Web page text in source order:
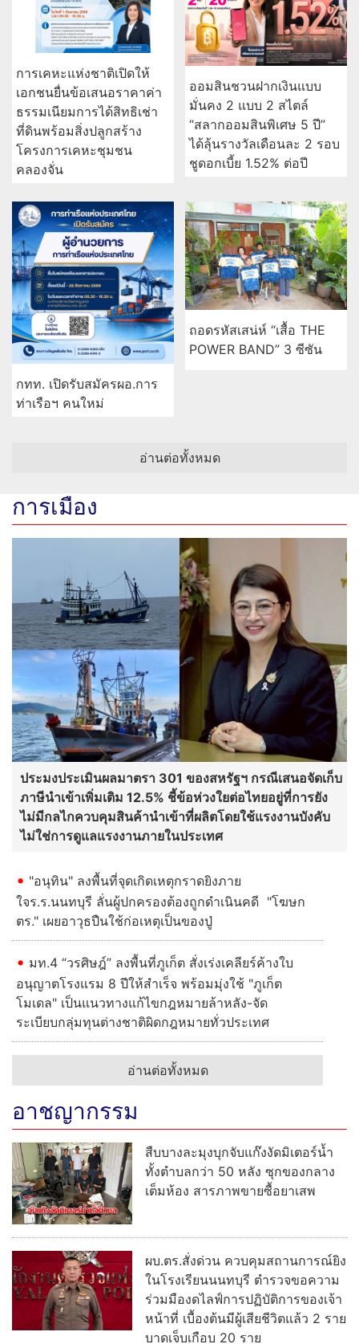
การเคหะแห่งชาติเปิดให้
เอกชนยื่นข้อเสนอราคาค่า
ธรรมเนียมการได้สิทธิเช่า
ที่ดินพร้อมสิ่งปลูกสร้าง
โครงการเคหะชุมชน
คลองจั่น
ออมสินชวนฝากเงินแบบ
มั่นคง 2 แบบ 2 สไตล์
“สลากออมสินพิเศษ 5 ปี”
ได้ลุ้นรางวัลเดือนละ 2 รอบ
ชูดอกเบี้ย 1.52% ต่อปี
กทท. เปิดรับสมัครผอ.การ
ท่าเรือฯ คนใหม่
ถอดรหัสเสน่ห์ “เสื้อ THE
POWER BAND” 3 ซีซัน
อ่านต่อทั้งหมด
การเมือง
ประมงประเมินผลมาตรา 301 ของสหรัฐฯ กรณีเสนอจัดเก็บ
ภาษีนำเข้าเพิ่มเติม 12.5% ชี้ข้อห่วงใยต่อไทยอยู่ที่การยัง
ไม่มีกลไกควบคุมสินค้านำเข้าที่ผลิตโดยใช้แรงงานบังคับ
ไม่ใช่การดูแลแรงงานภายในประเทศ
"อนุทิน" ลงพื้นที่จุดเกิดเหตุกราดยิงภาย
ใจร.ร.นนทบุรี ลั่นผู้ปกครองต้องถูกดําเนินคดี "โฆษก
ตร." เผยอาวุธปืนใช้ก่อเหตุเป็นของปู่
มท.4 “วรศิษฎ์” ลงพื้นที่ภูเก็ต สั่งเร่งเคลียร์ค้างใบ
อนุญาตโรงแรม 8 ปีให้สำเร็จ พร้อมมุ่งใช้ "ภูเก็ต
โมเดล" เป็นแนวทางแก้ไขกฎหมายล้าหลัง-จัด
ระเบียบกลุ่มทุนต่างชาติผิดกฎหมายทั่วประเทศ
อ่านต่อทั้งหมด
อาชญากรรม
สืบบางละมุงบุกจับแก๊งงัดมิเตอร์น้ำ
ทั้งตำบลกว่า 50 หลัง ซุกของกลาง
เต็มห้อง สารภาพขายซื้อยาเสพ
ผบ.ตร.สั่งด่วน ควบคุมสถานการณ์ยิง
ในโรงเรียนนนทบุรี ตำรวจขอความ
ร่วมมืองดไลฟ์การปฏิบัติการของเจ้า
หน้าที่ เบื้องต้นมีผู้เสียชีวิตแล้ว 2 ราย
บาดเจ็บเกือบ 20 ราย